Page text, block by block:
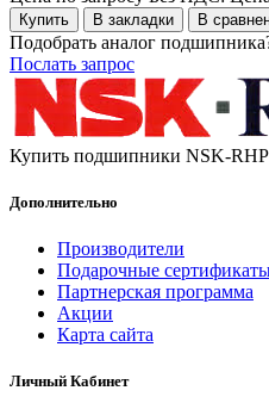
Купить В закладки В
Подобрать аналог
Послать запрос
Купить подшипники NSK-RHP
Дополнительно
Производители
Подарочные
Партнерская программа
Акции
Карта сайта
Личный Кабинет